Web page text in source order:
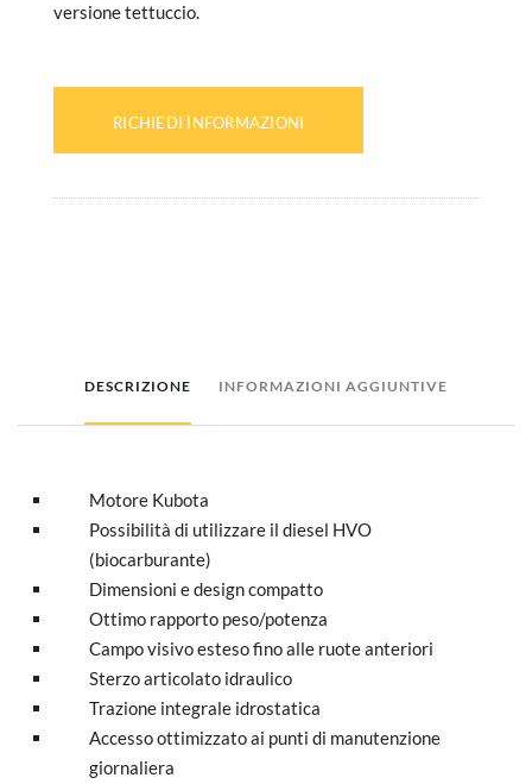
versione tettuccio.
RICHIEDI INFORMAZIONI
DESCRIZIONE INFORMAZIONI AGGIUNTIVE
Motore Kubota
Possibilità di utilizzare il diesel HVO
(biocarburante)
Dimensioni e design compatto
Ottimo rapporto peso/potenza
Campo visivo esteso fino alle ruote anteriori
Sterzo articolato idraulico
Trazione integrale idrostatica
Accesso ottimizzato ai punti di manutenzione
giornaliera